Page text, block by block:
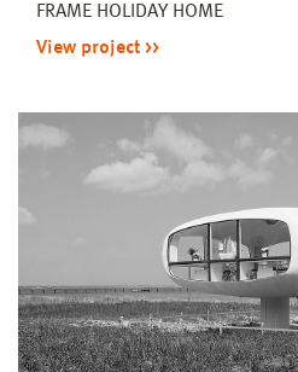
FRAME HOLIDAY HOME
View project